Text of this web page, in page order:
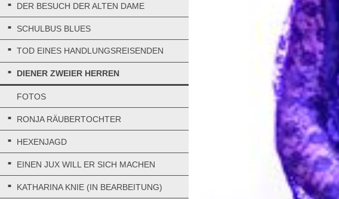
DER BESUCH DER ALTEN DAME
SCHULBUS BLUES
TOD EINES HANDLUNGSREISENDEN
DIENER ZWEIER HERREN
FOTOS
RONJA RÄUBERTOCHTER
HEXENJAGD
EINEN JUX WILL ER SICH MACHEN
KATHARINA KNIE (IN BEARBEITUNG)